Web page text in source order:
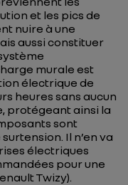
et les pics de
nuire à une
aussi constituer
murale est
électrique de
heures sans aucun
protégeant ainsi la
sont
Il n’en va
électriques
pour une
Twizy).